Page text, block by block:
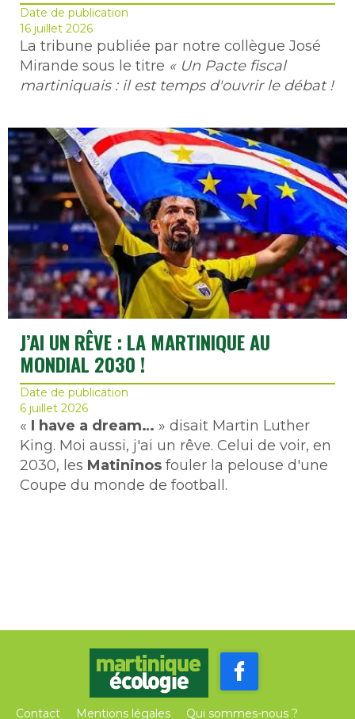
Date de publication
16 juillet 2026
La tribune publiée par notre collègue José
Mirande sous le titre « Un Pacte fiscal
martiniquais : il est temps d'ouvrir le débat !
J’AI UN RÊVE : LA MARTINIQUE AU
MONDIAL 2030 !
Date de publication
6 juillet 2026
« I have a dream… » disait Martin Luther
King. Moi aussi, j'ai un rêve. Celui de voir, en
2030, les Matininos fouler la pelouse d'une
Coupe du monde de football.
Contact Mentions légales Qui sommes-nous ?